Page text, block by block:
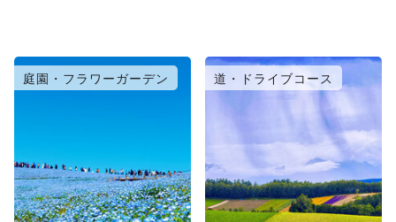
庭園・フラワーガーデン 道・ドライブコース